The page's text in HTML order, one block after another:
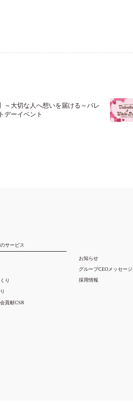
～大切な人へ想いを届ける～バレ
デーイベント
サービス
り
貢献CSR
お知らせ
グループCEOメッセージ
採用情報